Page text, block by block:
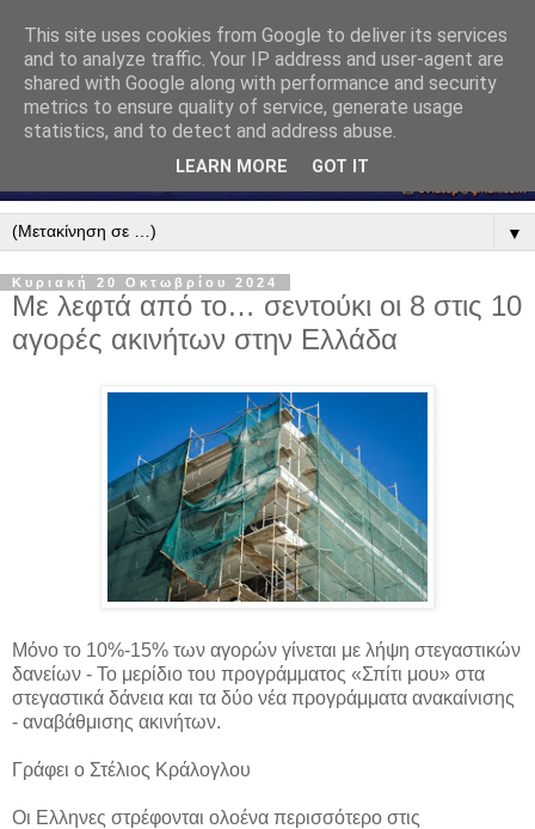
▼
Κυριακή 20 Οκτωβρίου 2024
Με λεφτά από το… σεντούκι οι 8 στις 10
αγορές ακινήτων στην Ελλάδα
Μόνο το 10%-15% των αγορών γίνεται με λήψη στεγαστικών
δανείων - Το μερίδιο του προγράμματος «Σπίτι μου» στα
στεγαστικά δάνεια και τα δύο νέα προγράμματα ανακαίνισης
- αναβάθμισης ακινήτων.
Γράφει ο Στέλιος Κράλογλου
Οι Ελληνες στρέφονται ολοένα περισσότερο στις
This site uses cookies from Google to deliver its services
and to analyze traffic. Your IP address and user-agent are
shared with Google along with performance and security
metrics to ensure quality of service, generate usage
statistics, and to detect and address abuse.
LEARN MORE GOT IT